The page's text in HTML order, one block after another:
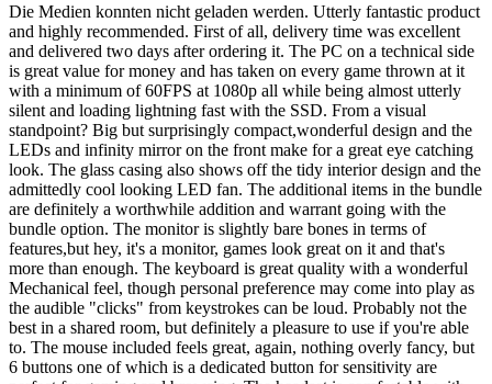
Die Medien konnten nicht geladen werden. Utterly fantastic product
and highly recommended. First of all, delivery time was excellent
and delivered two days after ordering it. The PC on a technical side
is great value for money and has taken on every game thrown at it
with a minimum of 60FPS at 1080p all while being almost utterly
silent and loading lightning fast with the SSD. From a visual
standpoint? Big but surprisingly compact,wonderful design and the
LEDs and infinity mirror on the front make for a great eye catching
look. The glass casing also shows off the tidy interior design and the
admittedly cool looking LED fan. The additional items in the bundle
are definitely a worthwhile addition and warrant going with the
bundle option. The monitor is slightly bare bones in terms of
features,but hey, it's a monitor, games look great on it and that's
more than enough. The keyboard is great quality with a wonderful
Mechanical feel, though personal preference may come into play as
the audible "clicks" from keystrokes can be loud. Probably not the
best in a shared room, but definitely a pleasure to use if you're able
to. The mouse included feels great, again, nothing overly fancy, but
6 buttons one of which is a dedicated button for sensitivity are